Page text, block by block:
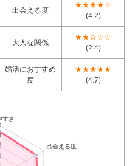
出会える度
★★★★☆
(4.2)
大人な関係
★★☆☆☆
(2.4)
婚活におすすめ
度
★★★★★
(4.7)